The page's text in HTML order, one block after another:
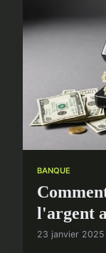
BANQUE
l'argent
23 janvier 2025